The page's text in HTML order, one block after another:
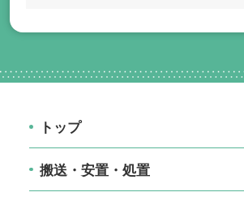
トップ
搬送・安置・処置